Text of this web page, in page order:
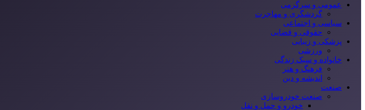
عمومی و سرگرمی
گردشگری و مهاجرت
سیاسی و اجتماعی
حقوقی و قضایی
پزشکی و زیبایی
ورزشی
خانواده و سبک زندگی
فرهنگ و هنر
اندیشه و دین
صنعت
صنعت خودروسازی
خودرو و حمل و نقل